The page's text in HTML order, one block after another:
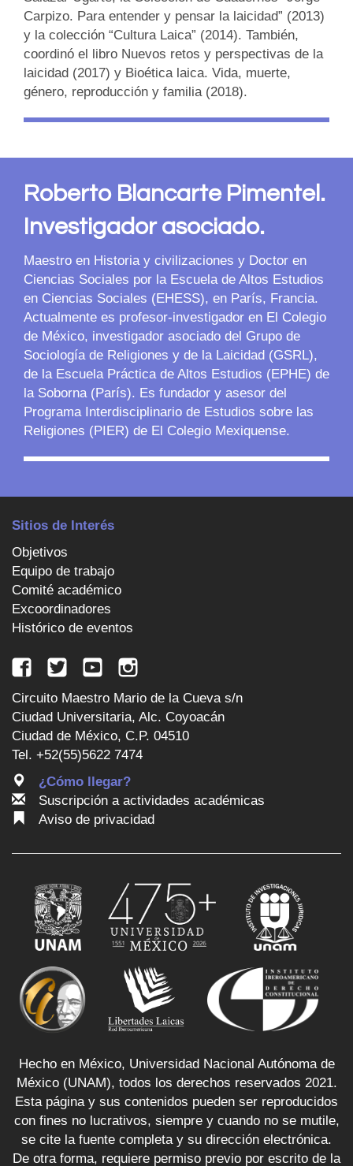
Carpizo. Para entender y pensar la laicidad” (2013)
y la colección “Cultura Laica” (2014). También,
coordinó el libro Nuevos retos y perspectivas de la
laicidad (2017) y Bioética laica. Vida, muerte,
género, reproducción y familia (2018).
Roberto Blancarte Pimentel.
Investigador asociado.
Maestro en Historia y civilizaciones y Doctor en
Ciencias Sociales por la Escuela de Altos Estudios
en Ciencias Sociales (EHESS), en París, Francia.
Actualmente es profesor-investigador en El Colegio
de México, investigador asociado del Grupo de
Sociología de Religiones y de la Laicidad (GSRL),
de la Escuela Práctica de Altos Estudios (EPHE) de
la Soborna (París). Es fundador y asesor del
Programa Interdisciplinario de Estudios sobre las
Religiones (PIER) de El Colegio Mexiquense.
Sitios de Interés
Objetivos
Equipo de trabajo
Comité académico
Excoordinadores
Histórico de eventos
Circuito Maestro Mario de la Cueva s/n
Ciudad Universitaria, Alc. Coyoacán
Ciudad de México, C.P. 04510
Tel. +52(55)5622 7474
¿Cómo llegar?
Suscripción a actividades académicas
Aviso de privacidad
Hecho en México, Universidad Nacional Autónoma de
México (UNAM), todos los derechos reservados 2021.
Esta página y sus contenidos pueden ser reproducidos
con fines no lucrativos, siempre y cuando no se mutile,
se cite la fuente completa y su dirección electrónica.
De otra forma, requiere permiso previo por escrito de la